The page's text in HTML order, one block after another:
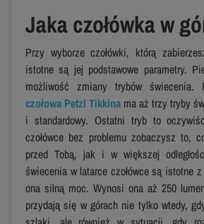
Jaka czołówka w
Przy wyborze czołówki, którą
istotne są jej podstawowe parametry.
możliwość zmiany trybów świecenia.
czołowa Petzl Tikkina ma aż trzy tryby
i standardowy. Ostatni tryb to
czołówce bez problemu zobaczysz to,
przed Tobą, jak i w większej
świecenia w latarce czołówce są istotne
ona silną moc. Wynosi ona aż 250
przydają się w górach nie tylko wtedy,